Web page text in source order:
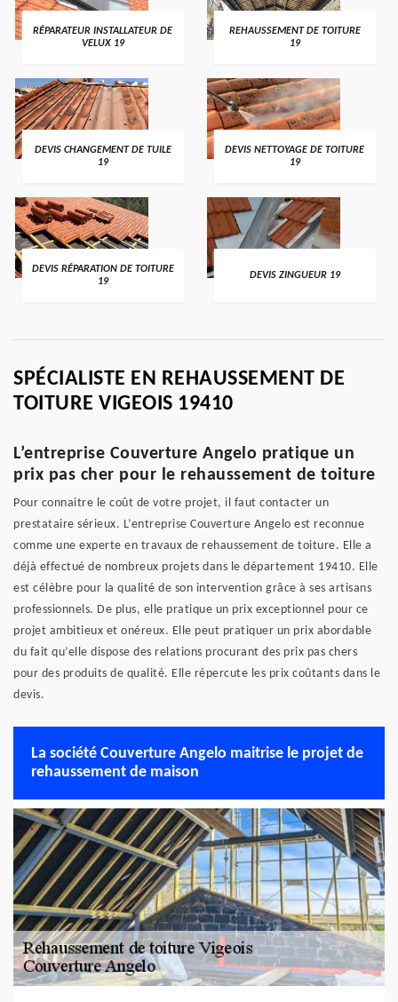
RÉPARATEUR INSTALLATEUR DE
VELUX 19
REHAUSSEMENT DE TOITURE
19
DEVIS CHANGEMENT DE TUILE
19
DEVIS NETTOYAGE DE TOITURE
19
DEVIS RÉPARATION DE TOITURE
19
DEVIS ZINGUEUR 19
SPÉCIALISTE EN REHAUSSEMENT DE
TOITURE VIGEOIS 19410
L’entreprise Couverture Angelo pratique un
prix pas cher pour le rehaussement de toiture
Pour connaitre le coût de votre projet, il faut contacter un
prestataire sérieux. L’entreprise Couverture Angelo est reconnue
comme une experte en travaux de rehaussement de toiture. Elle a
déjà effectué de nombreux projets dans le département 19410. Elle
est célèbre pour la qualité de son intervention grâce à ses artisans
professionnels. De plus, elle pratique un prix exceptionnel pour ce
projet ambitieux et onéreux. Elle peut pratiquer un prix abordable
du fait qu’elle dispose des relations procurant des prix pas chers
pour des produits de qualité. Elle répercute les prix coûtants dans le
devis.
La société Couverture Angelo maitrise le projet de
rehaussement de maison